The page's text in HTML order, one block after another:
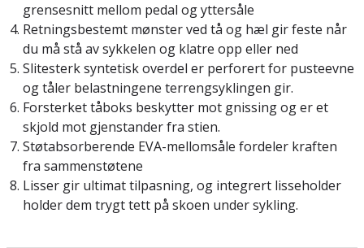
grensesnitt mellom pedal og yttersåle
Retningsbestemt mønster ved tå og hæl gir feste når
du må stå av sykkelen og klatre opp eller ned
Slitesterk syntetisk overdel er perforert for pusteevne
og tåler belastningene terrengsyklingen gir.
Forsterket tåboks beskytter mot gnissing og er et
skjold mot gjenstander fra stien.
Støtabsorberende EVA-mellomsåle fordeler kraften
fra sammenstøtene
Lisser gir ultimat tilpasning, og integrert lisseholder
holder dem trygt tett på skoen under sykling.